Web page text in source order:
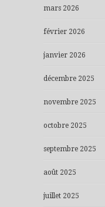
mars 2026
février 2026
janvier 2026
décembre 2025
novembre 2025
octobre 2025
septembre 2025
août 2025
juillet 2025